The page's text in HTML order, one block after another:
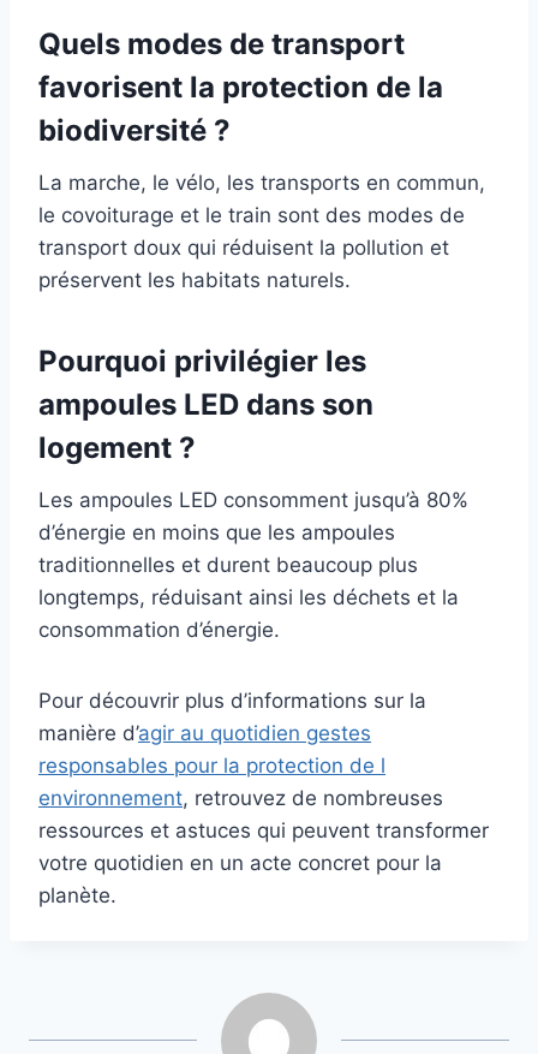
Quels modes de transport
favorisent la protection de la
biodiversité ?
La marche, le vélo, les transports en commun,
le covoiturage et le train sont des modes de
transport doux qui réduisent la pollution et
préservent les habitats naturels.
Pourquoi privilégier les
ampoules LED dans son
logement ?
Les ampoules LED consomment jusqu’à 80%
d’énergie en moins que les ampoules
traditionnelles et durent beaucoup plus
longtemps, réduisant ainsi les déchets et la
consommation d’énergie.
Pour découvrir plus d’informations sur la
manière d’agir au quotidien gestes
responsables pour la protection de l
environnement, retrouvez de nombreuses
ressources et astuces qui peuvent transformer
votre quotidien en un acte concret pour la
planète.